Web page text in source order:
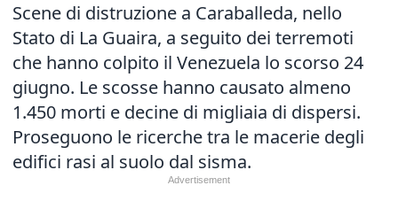
Scene di distruzione a Caraballeda, nello
Stato di La Guaira, a seguito dei terremoti
che hanno colpito il Venezuela lo scorso 24
giugno. Le scosse hanno causato almeno
1.450 morti e decine di migliaia di dispersi.
Proseguono le ricerche tra le macerie degli
edifici rasi al suolo dal sisma.